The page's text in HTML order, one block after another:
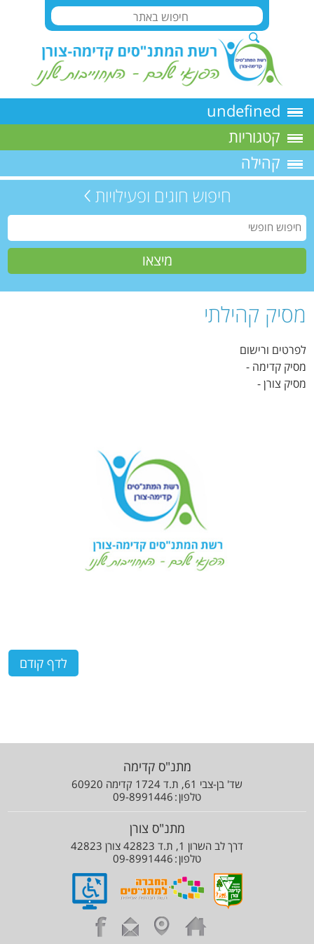
undefined
קטגוריות
קהילה
חיפוש חוגים ופעילויות
מסיק קהילתי
לפרטים ורישום
מסיק קדימה -
מסיק צורן -
מתנ"ס קדימה
שד' בן-צבי 61, ת.ד 1724 קדימה 60920
טלפון
09-8991446
מתנ"ס צורן
דרך לב השרון 1, ת.ד 42823 צורן 42823
טלפון
09-8991446